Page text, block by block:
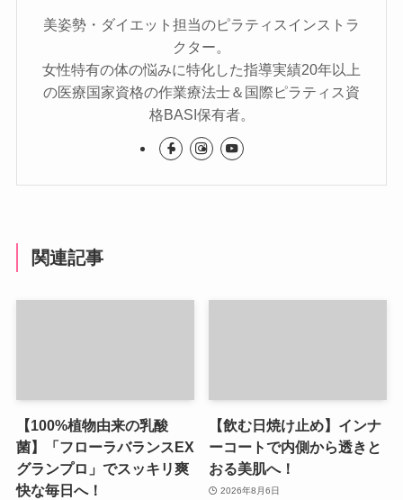
美姿勢・ダイエット担当のピラティスインストラ
クター。
女性特有の体の悩みに特化した指導実績20年以上
の医療国家資格の作業療法士＆国際ピラティス資
格BASI保有者。
関連記事
【100%植物由来の乳酸
菌】「フローラバランスEX
グランプロ」でスッキリ爽
快な毎日へ！
【飲む日焼け止め】インナ
ーコートで内側から透きと
おる美肌へ！
2026年8月6日